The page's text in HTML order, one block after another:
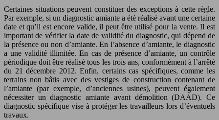
Certaines situations peuvent constituer des exceptions à cette règle.
Par exemple, si un diagnostic amiante a été réalisé avant une certaine
date et qu’il est encore valide, il peut être utilisé pour la vente. Il est
important de vérifier la date de validité du diagnostic, qui dépend de
la présence ou non d’amiante. En l’absence d’amiante, le diagnostic
a une validité illimitée. En cas de présence d’amiante, un contrôle
périodique doit être réalisé tous les trois ans, conformément à l’arrêté
du 21 décembre 2012. Enfin, certains cas spécifiques, comme les
terrains non bâtis avec des vestiges de construction contenant de
l’amiante (par exemple, d’anciennes usines), peuvent également
nécessiter un diagnostic amiante avant démolition (DAAD). Ce
diagnostic spécifique vise à protéger les travailleurs lors d’éventuels
travaux.